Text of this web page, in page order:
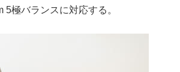
極バランスに対応する。